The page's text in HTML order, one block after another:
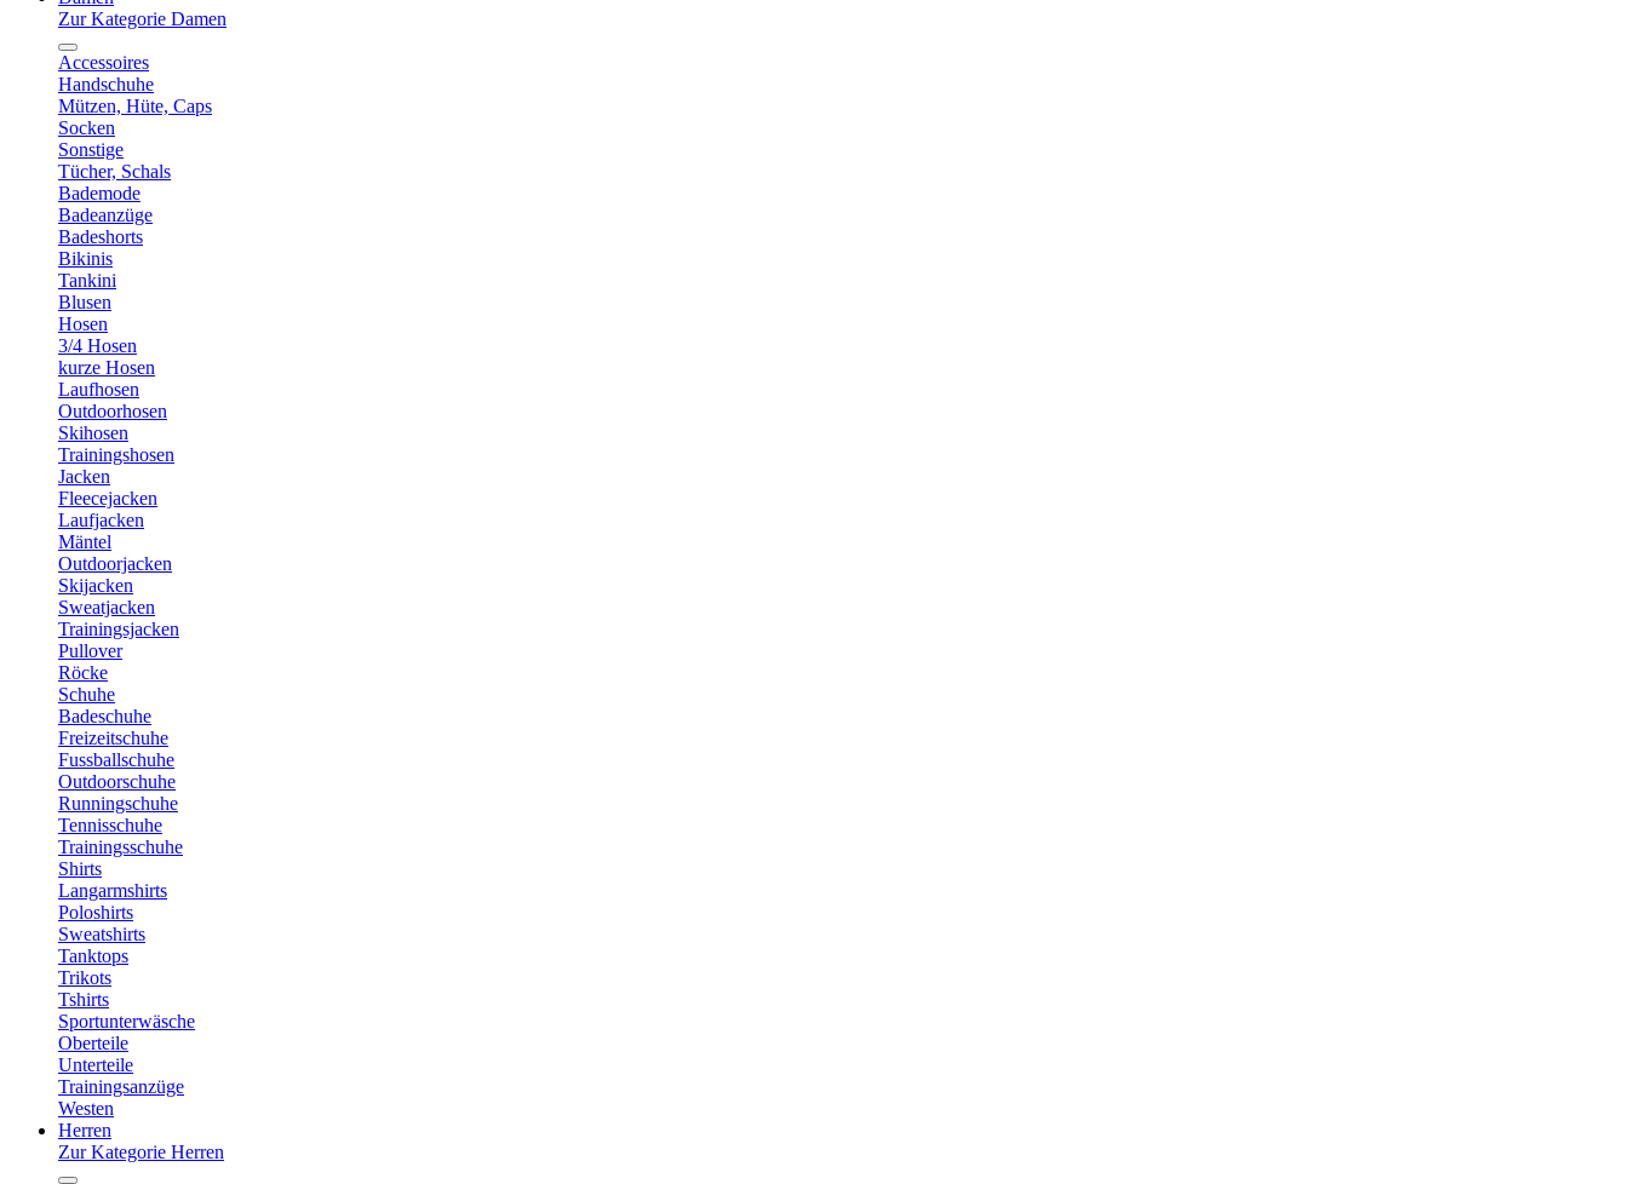
Zur Kategorie Damen
Accessoires
Handschuhe
Mützen, Hüte, Caps
Socken
Sonstige
Tücher, Schals
Bademode
Badeanzüge
Badeshorts
Bikinis
Tankini
Blusen
Hosen
3/4 Hosen
kurze Hosen
Laufhosen
Outdoorhosen
Skihosen
Trainingshosen
Jacken
Fleecejacken
Laufjacken
Mäntel
Outdoorjacken
Skijacken
Sweatjacken
Trainingsjacken
Pullover
Röcke
Schuhe
Badeschuhe
Freizeitschuhe
Fussballschuhe
Outdoorschuhe
Runningschuhe
Tennisschuhe
Trainingsschuhe
Shirts
Langarmshirts
Poloshirts
Sweatshirts
Tanktops
Trikots
Tshirts
Sportunterwäsche
Oberteile
Unterteile
Trainingsanzüge
Westen
Herren
Zur Kategorie Herren